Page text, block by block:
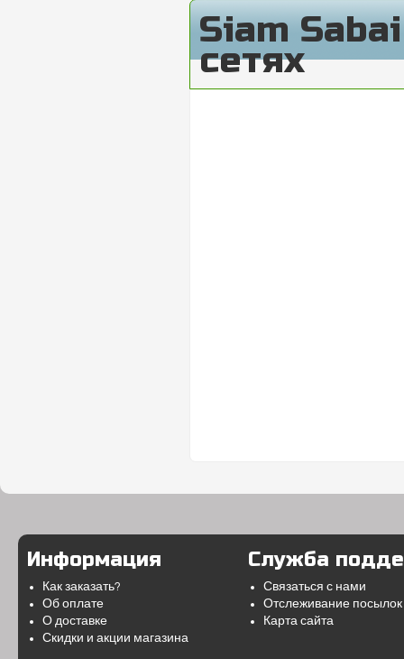
Siam
сетях
Информация
Как заказать?
Об оплате
О доставке
Скидки и акции магазина
Служба
Связаться с нами
Отслеживание посылок
Карта сайта